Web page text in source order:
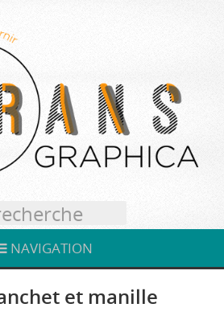
NAVIGATION
et manille